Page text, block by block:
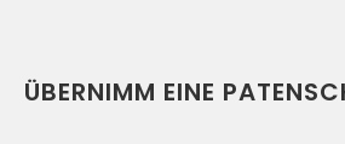
ÜBERNIMM EINE